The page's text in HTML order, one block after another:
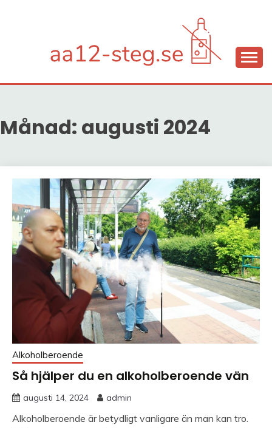
AA12-STEG.SE
Månad: augusti 2024
Alkoholberoende
Så hjälper du en alkoholberoende vän
augusti 14, 2024 admin
Alkoholberoende är betydligt vanligare än man kan tro.